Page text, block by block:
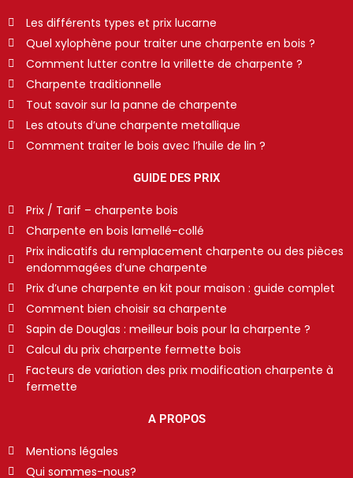
Les différents types et prix lucarne
Quel xylophène pour traiter une charpente en bois ?
Comment lutter contre la vrillette de charpente ?
Charpente traditionnelle
Tout savoir sur la panne de charpente
Les atouts d’une charpente metallique
Comment traiter le bois avec l’huile de lin ?
GUIDE DES PRIX
Prix / Tarif – charpente bois
Charpente en bois lamellé-collé
Prix indicatifs du remplacement charpente ou des pièces
endommagées d’une charpente
Prix d’une charpente en kit pour maison : guide complet
Comment bien choisir sa charpente
Sapin de Douglas : meilleur bois pour la charpente ?
Calcul du prix charpente fermette bois
Facteurs de variation des prix modification charpente à
fermette
A PROPOS
Mentions légales
Qui sommes-nous?